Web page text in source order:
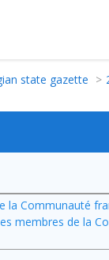
state gazette
la Communauté
membres de la